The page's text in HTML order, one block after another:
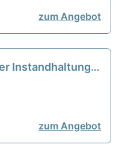
zum Angebot
Instandhaltung
€/Std.
zum Angebot